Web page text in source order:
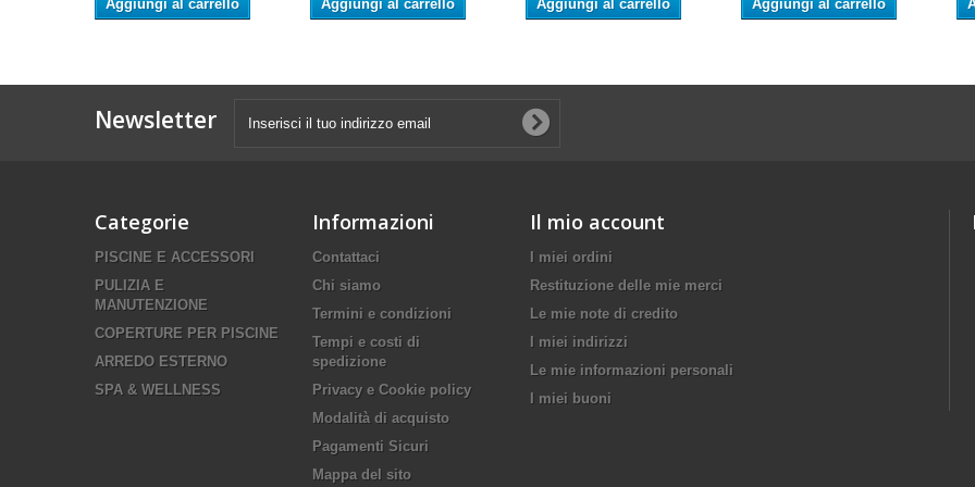
Aggiungi al carrello Aggiungi al carrello Aggiungi al carrello Aggiungi al carrello
Newsletter
Categorie
PISCINE E ACCESSORI
PULIZIA E
MANUTENZIONE
COPERTURE PER PISCINE
ARREDO ESTERNO
SPA & WELLNESS
Informazioni
Contattaci
Chi siamo
Termini e condizioni
Tempi e costi di
spedizione
Privacy e Cookie policy
Modalità di acquisto
Pagamenti Sicuri
Mappa del sito
Il mio account
I miei ordini
Restituzione delle mie merci
Le mie note di credito
I miei indirizzi
Le mie informazioni personali
I miei buoni